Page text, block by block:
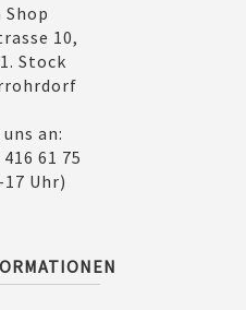
10,
Stock
an:
61 75
Uhr)